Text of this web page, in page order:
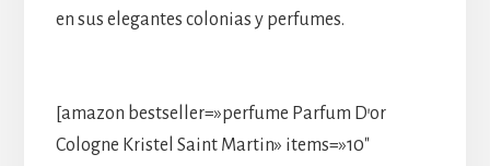
en sus elegantes colonias y perfumes.
[amazon bestseller=»perfume Parfum D’or
Cologne Kristel Saint Martin» items=»10″